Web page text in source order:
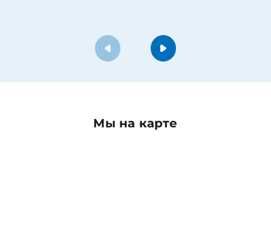
Мы на карте